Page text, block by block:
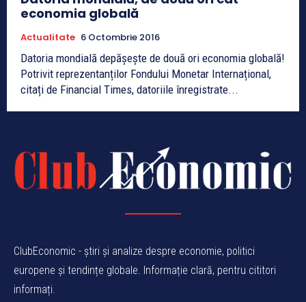
economia globală
Actualitate 6 Octombrie 2016
Datoria mondială depășește de două ori economia globală!
Potrivit reprezentanților Fondului Monetar Internațional,
citați de Financial Times, datoriile înregistrate...
ClubEconomic - știri și analize despre economie, politici
europene și tendințe globale. Informație clară, pentru cititori
informați.